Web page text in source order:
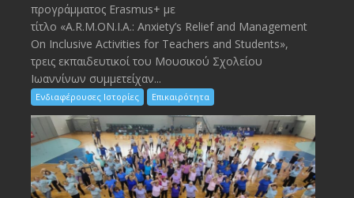
προγράμματος Erasmus+ με
τίτλο «A.R.M.ON.I.A.: Anxiety’s Relief and Management
On Inclusive Activities for Teachers and Students»,
τρεις εκπαιδευτικοί του Μουσικού Σχολείου
Ιωαννίνων συμμετείχαν...
Ενδιαφέρουσες Ιστορίες Επικαιρότητα